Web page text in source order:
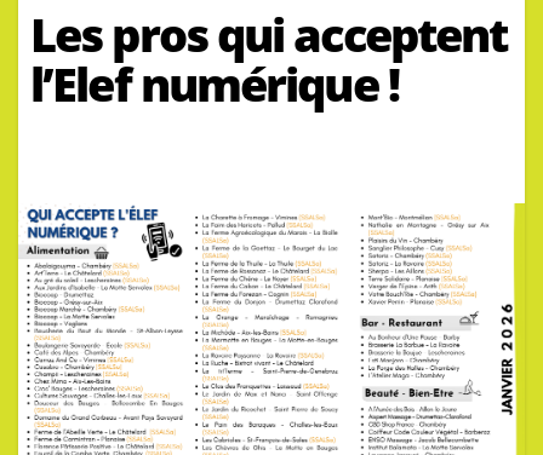
Les pros qui acceptent
l’Elef numérique !